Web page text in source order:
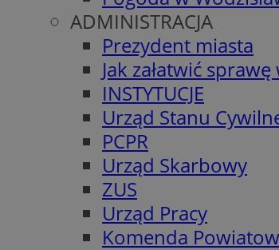
ADMINISTRACJA
Prezydent miasta
Jak załatwić
INSTYTUCJE
Urząd Stanu
PCPR
Urząd Skarbowy
ZUS
Urząd Pracy
Komenda